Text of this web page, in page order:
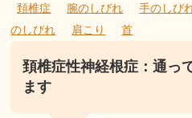
頚椎症
腕のしびれ 手のしび
のしびれ
肩こり 首
頚椎症性神経根症：通っ
ます